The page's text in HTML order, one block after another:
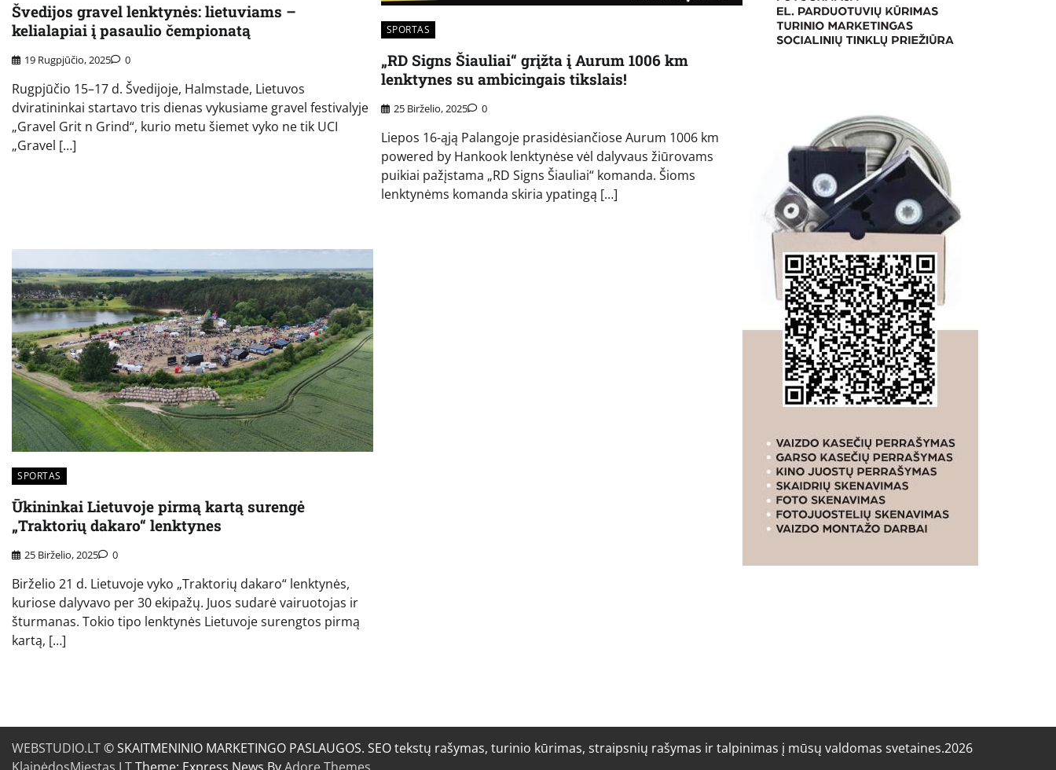
Švedijos gravel lenktynės: lietuviams –
kelialapiai į pasaulio čempionatą
19 Rugpjūčio, 2025 0
Rugpjūčio 15–17 d. Švedijoje, Halmstade, Lietuvos
dviratininkai startavo tris dienas vykusiame gravel festivalyje
„Gravel Grit n Grind“, kurio metu šiemet vyko ne tik UCI
„Gravel […]
SPORTAS
„RD Signs Šiauliai“ grįžta į Aurum 1006 km
lenktynes su ambicingais tikslais!
25 Birželio, 2025 0
Liepos 16-ąją Palangoje prasidėsiančiose Aurum 1006 km
powered by Hankook lenktynėse vėl dalyvaus žiūrovams
puikiai pažįstama „RD Signs Šiauliai“ komanda. Šioms
lenktynėms komanda skiria ypatingą […]
SPORTAS
Ūkininkai Lietuvoje pirmą kartą surengė
„Traktorių dakaro“ lenktynes
25 Birželio, 2025 0
Birželio 21 d. Lietuvoje vyko „Traktorių dakaro“ lenktynės,
kuriose dalyvavo per 30 ekipažų. Juos sudarė vairuotojas ir
šturmanas. Tokio tipo lenktynės Lietuvoje surengtos pirmą
kartą, […]
WEBSTUDIO.LT© SKAITMENINIO MARKETINGO PASLAUGOS. SEO tekstų rašymas, turinio kūrimas, straipsnių rašymas ir talpinimas į mūsų valdomas svetaines.2026